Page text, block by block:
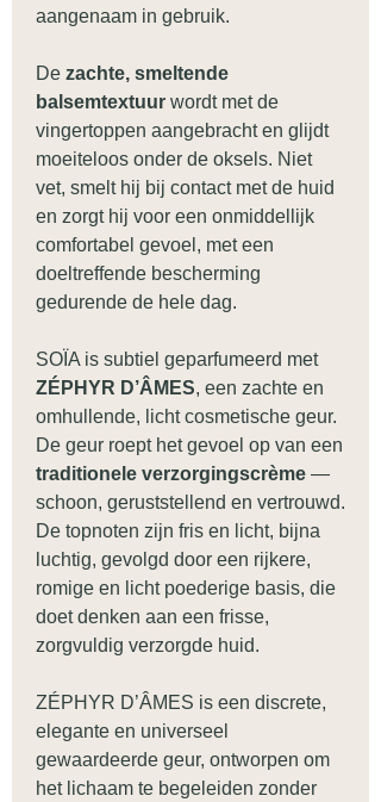
aangenaam in gebruik.
De zachte, smeltende
balsemtextuur wordt met de
vingertoppen aangebracht en glijdt
moeiteloos onder de oksels. Niet
vet, smelt hij bij contact met de huid
en zorgt hij voor een onmiddellijk
comfortabel gevoel, met een
doeltreffende bescherming
gedurende de hele dag.
SOÏA is subtiel geparfumeerd met
ZÉPHYR D’ÂMES, een zachte en
omhullende, licht cosmetische geur.
De geur roept het gevoel op van een
traditionele verzorgingscrème —
schoon, geruststellend en vertrouwd.
De topnoten zijn fris en licht, bijna
luchtig, gevolgd door een rijkere,
romige en licht poederige basis, die
doet denken aan een frisse,
zorgvuldig verzorgde huid.
ZÉPHYR D’ÂMES is een discrete,
elegante en universeel
gewaardeerde geur, ontworpen om
het lichaam te begeleiden zonder